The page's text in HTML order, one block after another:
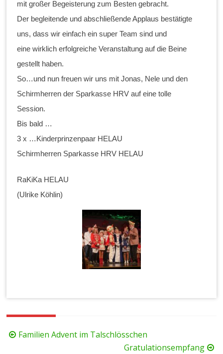
mit großer Begeisterung zum Besten gebracht.
Der begleitende und abschließende Applaus bestätigte
uns, dass wir einfach ein super Team sind und
eine wirklich erfolgreiche Veranstaltung auf die Beine
gestellt haben.
So…und nun freuen wir uns mit Jonas, Nele und den
Schirmherren der Sparkasse HRV auf eine tolle
Session.
Bis bald …
3 x …Kinderprinzenpaar HELAU
Schirmherren Sparkasse HRV HELAU
RaKiKa HELAU
(Ulrike Köhlin)
Beitragsnavigation
Familien Advent im Talschlösschen
Gratulationsempfang